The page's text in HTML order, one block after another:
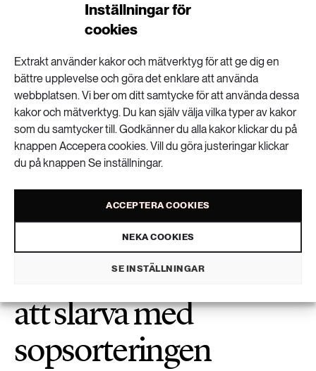
Inställningar för
cookies
Extrakt använder kakor och mätverktyg för att ge dig en
bättre upplevelse och göra det enklare att använda
webbplatsen. Vi ber om ditt samtycke för att använda dessa
kakor och mätverktyg. Du kan själv välja vilka typer av kakor
som du samtycker till. Godkänner du alla kakor klickar du på
knappen Accepera cookies. Vill du göra justeringar klickar
du på knappen Se inställningar.
ACCEPTERA COOKIES
NEKA COOKIES
SE INSTÄLLNINGAR
“Utan fröer blir det inga grönsaker”
Malmö först med rådgivning om
klimatanpassning
Äckelkänslor får oss
att slarva med
sopsorteringen